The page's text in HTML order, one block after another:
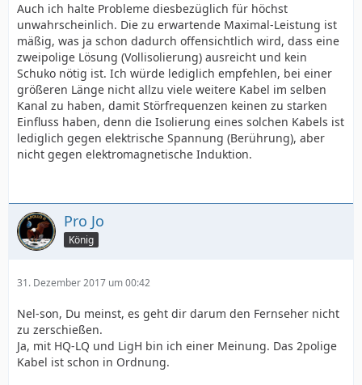
Auch ich halte Probleme diesbezüglich für höchst
unwahrscheinlich. Die zu erwartende Maximal-Leistung ist
mäßig, was ja schon dadurch offensichtlich wird, dass eine
zweipolige Lösung (Vollisolierung) ausreicht und kein
Schuko nötig ist. Ich würde lediglich empfehlen, bei einer
größeren Länge nicht allzu viele weitere Kabel im selben
Kanal zu haben, damit Störfrequenzen keinen zu starken
Einfluss haben, denn die Isolierung eines solchen Kabels ist
lediglich gegen elektrische Spannung (Berührung), aber
nicht gegen elektromagnetische Induktion.
Pro Jo
König
31. Dezember 2017 um 00:42
Nel-son, Du meinst, es geht dir darum den Fernseher nicht
zu zerschießen.
Ja, mit HQ-LQ und LigH bin ich einer Meinung. Das 2polige
Kabel ist schon in Ordnung.